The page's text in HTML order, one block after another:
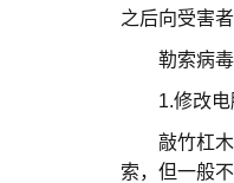
之后向受害
勒索病毒
1.修改电脑
敲竹杠木马
索，但一般